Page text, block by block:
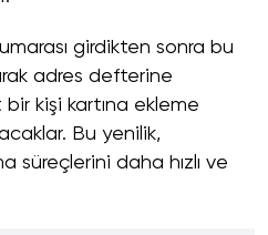
girdikten sonra bu
adres defterine
kişi kartına ekleme
Bu yenilik,
süreçlerini daha hızlı ve